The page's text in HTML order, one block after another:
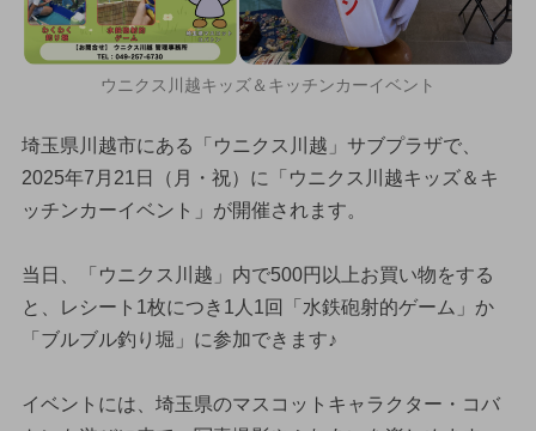
ウニクス川越キッズ＆キッチンカーイベント
埼玉県川越市にある「ウニクス川越」サブプラザで、
2025年7月21日（月・祝）に「ウニクス川越キッズ＆キ
ッチンカーイベント」が開催されます。
当日、「ウニクス川越」内で500円以上お買い物をする
と、レシート1枚につき1人1回「水鉄砲射的ゲーム」か
「ブルブル釣り堀」に参加できます♪
イベントには、埼玉県のマスコットキャラクター・コバ